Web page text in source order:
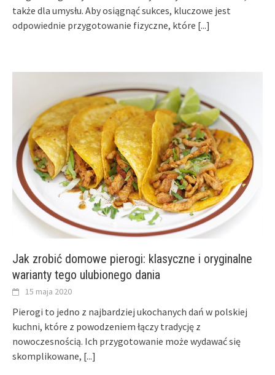
także dla umysłu. Aby osiągnąć sukces, kluczowe jest
odpowiednie przygotowanie fizyczne, które [...]
Jak zrobić domowe pierogi: klasyczne i oryginalne
warianty tego ulubionego dania
15 maja 2020
Pierogi to jedno z najbardziej ukochanych dań w polskiej
kuchni, które z powodzeniem łączy tradycję z
nowoczesnością. Ich przygotowanie może wydawać się
skomplikowane, [...]